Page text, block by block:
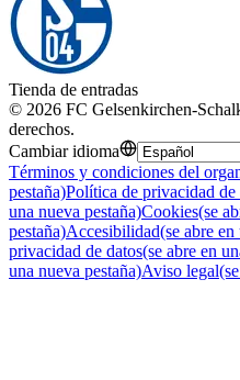
Tienda de entradas
© 2026 FC Gelsenkirchen-
derechos.
Cambiar idioma
Términos y condiciones del
pestaña)Política de privacidad
una nueva pestaña)Cookies(se
pestaña)Accesibilidad(se abre en
privacidad de datos(se abre en
una nueva pestaña)Aviso legal